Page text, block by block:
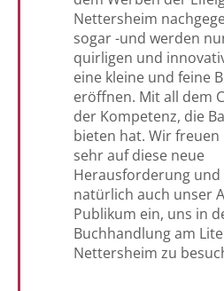
Nettersheim
sogar -und werden
quirligen und
eine kleine und feine
eröffnen. Mit all dem
der Kompetenz, die
bieten hat. Wir freuen
sehr auf diese neue
Herausforderung und
natürlich auch unser
Publikum ein, uns in
Buchhandlung am
Nettersheim zu